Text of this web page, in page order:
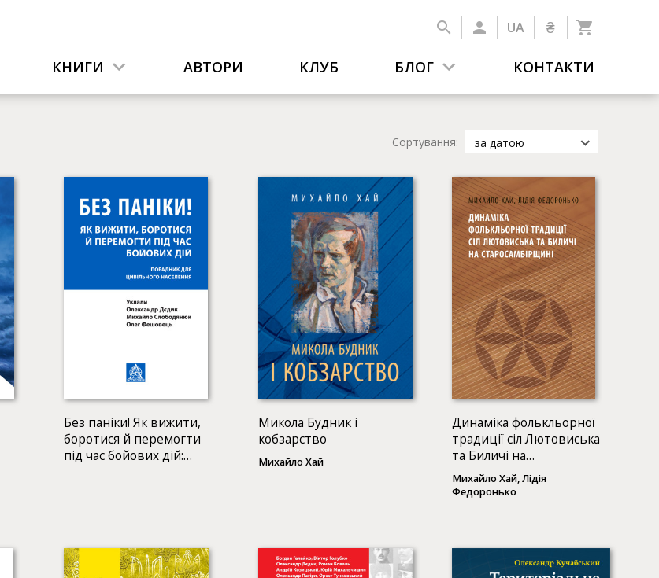
UA ₴
КНИГИ АВТОРИ КЛУБ БЛОГ КОНТАКТИ
Сортування:
за датою
за популярністю
за назвою
Без паніки! Як вижити,
боротися й перемогти
під час бойових дій:
Микола Будник і
кобзарство
Михайло Хай
Динаміка фолькльорної
традиції сіл Лютовиська
та Биличі на
Старосамбірщині
Михайло Хай, Лідія
Федоронько